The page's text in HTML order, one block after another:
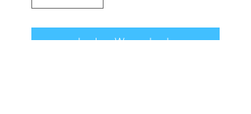
In den Warenkorb